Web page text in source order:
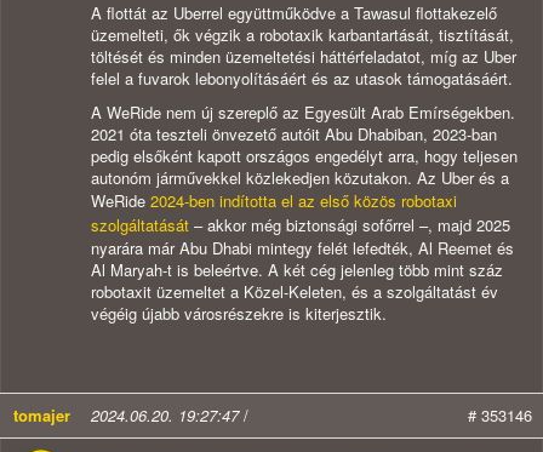
A flottát az Uberrel együttműködve a Tawasul flottakezelő
üzemelteti, ők végzik a robotaxik karbantartását, tisztítását,
töltését és minden üzemeltetési háttérfeladatot, míg az Uber
felel a fuvarok lebonyolításáért és az utasok támogatásáért.
A WeRide nem új szereplő az Egyesült Arab Emírségekben.
2021 óta teszteli önvezető autóit Abu Dhabiban, 2023-ban
pedig elsőként kapott országos engedélyt arra, hogy teljesen
autonóm járművekkel közlekedjen közutakon. Az Uber és a
WeRide 2024-ben indította el az első közös robotaxi
szolgáltatását – akkor még biztonsági sofőrrel –, majd 2025
nyarára már Abu Dhabi mintegy felét lefedték, Al Reemet és
Al Maryah-t is beleértve. A két cég jelenleg több mint száz
robotaxit üzemeltet a Közel-Keleten, és a szolgáltatást év
végéig újabb városrészekre is kiterjesztik.
tomajer 2024.06.20. 19:27:47/
# 353146